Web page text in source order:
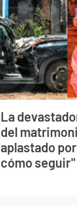
La
del
aplastado
cómo seguir"